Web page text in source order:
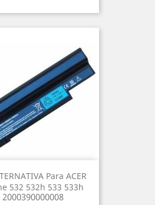
Para ACER
532 532h 533 533h
2000390000008